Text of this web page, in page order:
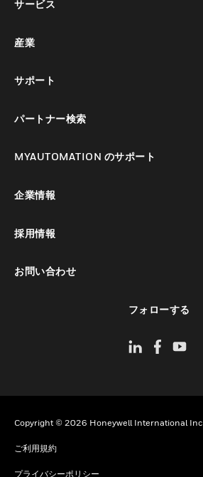
サービス
産業
サポート
パートナー検索
MYAUTOMATION のサポート
企業情報
採用情報
お問い合わせ
フォローする
Copyright © 2026 Honeywell International Inc
ご利用規約
プライバシーポリシー